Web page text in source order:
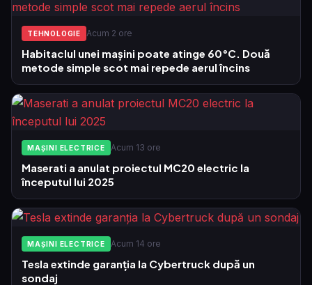
TEHNOLOGIE Acum 2 ore
Habitaclul unei mașini poate atinge 60°C. Două
metode simple scot mai repede aerul încins
MAȘINI ELECTRICE Acum 13 ore
Maserati a anulat proiectul MC20 electric la
începutul lui 2025
MAȘINI ELECTRICE Acum 14 ore
Tesla extinde garanția la Cybertruck după un
sondaj